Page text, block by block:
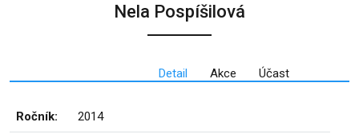
Nela Pospíšilová
Detail Akce Účast
Ročník: 2014